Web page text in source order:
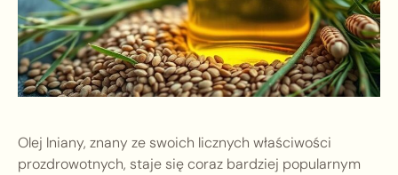
Olej lniany, znany ze swoich licznych właściwości
prozdrowotnych, staje się coraz bardziej popularnym